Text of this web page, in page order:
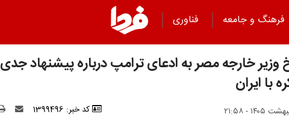
فرهنگ و جامعه فناوری
وزیر خارجه مصر به ادعای ترامپ درباره پیشنهاد جدی
با ایران
کد خبر: 1399496